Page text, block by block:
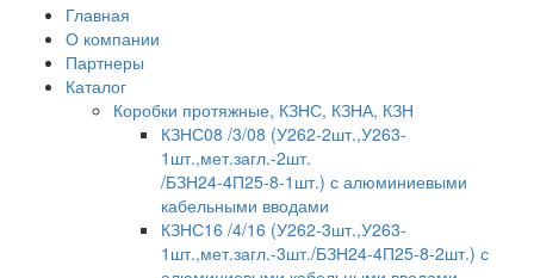
Главная
О компании
Партнеры
Каталог
Коробки протяжные, КЗНС, КЗНА, КЗН
КЗНС08 /3/08 (У262-2шт.,У263-
1шт.,мет.загл.-2шт.
/БЗН24-4П25-8-1шт.) с алюминиевыми
кабельными вводами
КЗНС16 /4/16 (У262-3шт.,У263-
1шт.,мет.загл.-3шт./БЗН24-4П25-8-2шт.) с